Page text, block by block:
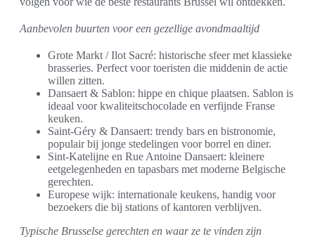
Aanbevolen buurten voor een gezellige avondmaaltijd
Grote Markt / Ilot Sacré: historische sfeer met klassieke
brasseries. Perfect voor toeristen die middenin de actie
willen zitten.
Dansaert & Sablon: hippe en chique plaatsen. Sablon is
ideaal voor kwaliteitschocolade en verfijnde Franse
keuken.
Saint-Géry & Dansaert: trendy bars en bistronomie,
populair bij jonge stedelingen voor borrel en diner.
Sint-Katelijne en Rue Antoine Dansaert: kleinere
eetgelegenheden en tapasbars met moderne Belgische
gerechten.
Europese wijk: internationale keukens, handig voor
bezoekers die bij stations of kantoren verblijven.
Typische Brusselse gerechten en waar ze te vinden zijn